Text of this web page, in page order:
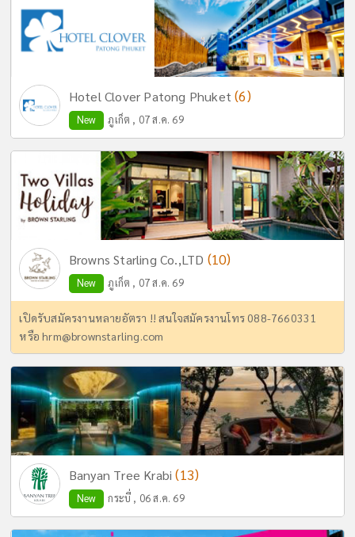
Hotel Clover Patong Phuket(6)
New ภูเก็ต , 07 ส.ค. 69
Browns Starling Co.,LTD (10)
New ภูเก็ต , 07 ส.ค. 69
เปิดรับสมัครงานหลายอัตรา !! สนใจสมัครงานโทร 088-7660331
หรือhrm@brownstarling.com
Banyan Tree Krabi(13)
New กระบี่ , 06 ส.ค. 69